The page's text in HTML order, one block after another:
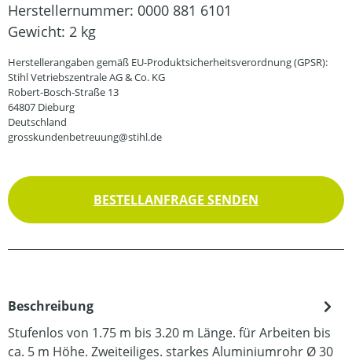
Herstellernummer: 0000 881 6101
Gewicht: 2 kg
Herstellerangaben gemäß EU-Produktsicherheitsverordnung (GPSR):
Stihl Vetriebszentrale AG & Co. KG
Robert-Bosch-Straße 13
64807 Dieburg
Deutschland
grosskundenbetreuung@stihl.de
BESTELLANFRAGE SENDEN
Beschreibung
Stufenlos von 1.75 m bis 3.20 m Länge. für Arbeiten bis
ca. 5 m Höhe. Zweiteiliges. starkes Aluminiumrohr Ø 30